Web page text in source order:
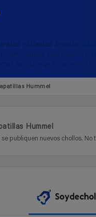
- Ofertas Agosto 2026
online, aquí
Aerocharge Engineered
Hummel
Hummel
publiquen nuevos chollos. No